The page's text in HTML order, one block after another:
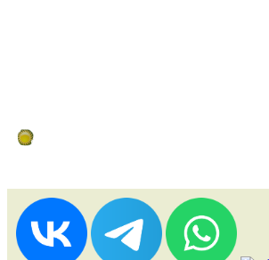
Дистанционное бронирование туров